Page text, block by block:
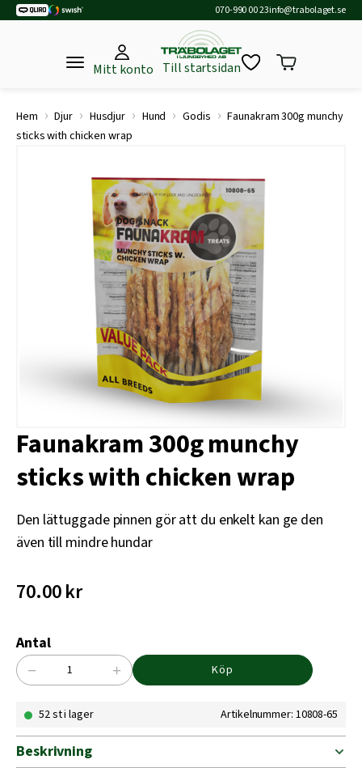
070-990 00 23info@trabolaget.se
Mitt konto Till startsidan
Hem › Djur › Husdjur › Hund › Godis › Faunakram 300g munchy
sticks with chicken wrap
Faunakram 300g munchy
sticks with chicken wrap
Den lättuggade pinnen gör att du enkelt kan ge den
även till mindre hundar
70.00kr
Antal
Faunakram
munchy
with
− + Köp
52 st i lager Artikelnummer: 10808-65
Beskrivning